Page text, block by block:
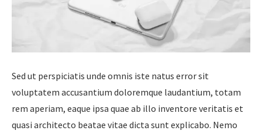
Sed ut perspiciatis unde omnis iste natus error sit
voluptatem accusantium doloremque laudantium, totam
rem aperiam, eaque ipsa quae ab illo inventore veritatis et
quasi architecto beatae vitae dicta sunt explicabo. Nemo